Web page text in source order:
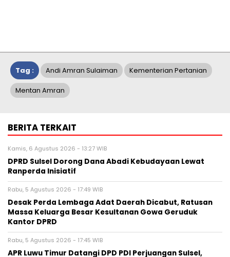
Tag : Andi Amran Sulaiman Kementerian Pertanian
Mentan Amran
BERITA TERKAIT
Kamis, 6 Agustus 2026 - 13:27 WIB
DPRD Sulsel Dorong Dana Abadi Kebudayaan Lewat
Ranperda Inisiatif
Rabu, 5 Agustus 2026 - 17:49 WIB
Desak Perda Lembaga Adat Daerah Dicabut, Ratusan
Massa Keluarga Besar Kesultanan Gowa Geruduk
Kantor DPRD
Rabu, 5 Agustus 2026 - 17:45 WIB
APR Luwu Timur Datangi DPD PDI Perjuangan Sulsel,